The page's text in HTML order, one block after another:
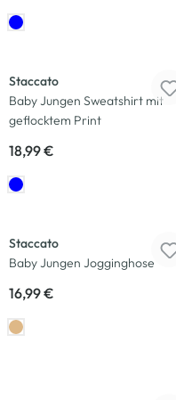
Staccato
Baby Jungen Sweatshirt mit
geflocktem Print
18,99 €
Staccato
Baby Jungen Jogginghose
16,99 €